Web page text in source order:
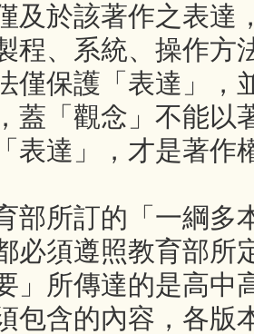
及於該著作之表達
程、系統、操作方
僅保護「表達」，
蓋「觀念」不能以
表達」，才是著作
部所訂的「一綱多
必須遵照教育部所
」所傳達的是高中
包含的內容，各版